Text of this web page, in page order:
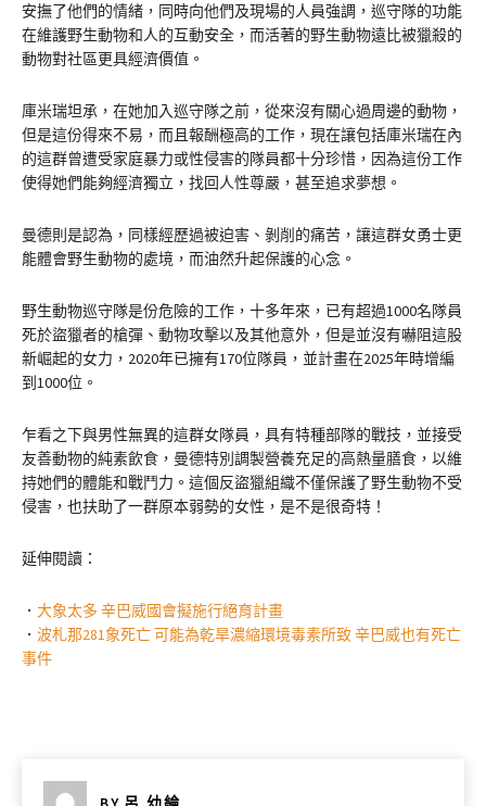
安撫了他們的情緒，同時向他們及現場的人員強調，巡守隊的功能
在維護野生動物和人的互動安全，而活著的野生動物遠比被獵殺的
動物對社區更具經濟價值。
庫米瑞坦承，在她加入巡守隊之前，從來沒有關心過周邊的動物，
但是這份得來不易，而且報酬極高的工作，現在讓包括庫米瑞在內
的這群曾遭受家庭暴力或性侵害的隊員都十分珍惜，因為這份工作
使得她們能夠經濟獨立，找回人性尊嚴，甚至追求夢想。
曼德則是認為，同樣經歷過被迫害、剝削的痛苦，讓這群女勇士更
能體會野生動物的處境，而油然升起保護的心念。
野生動物巡守隊是份危險的工作，十多年來，已有超過1000名隊員
死於盜獵者的槍彈、動物攻擊以及其他意外，但是並沒有嚇阻這股
新崛起的女力，2020年已擁有170位隊員，並計畫在2025年時增編
到1000位。
乍看之下與男性無異的這群女隊員，具有特種部隊的戰技，並接受
友善動物的純素飲食，曼德特別調製營養充足的高熱量膳食，以維
持她們的體能和戰鬥力。這個反盜獵組織不僅保護了野生動物不受
侵害，也扶助了一群原本弱勢的女性，是不是很奇特！
延伸閱讀：
． 大象太多 辛巴威國會擬施行絕育計畫
． 波札那281象死亡 可能為乾旱濃縮環境毒素所致 辛巴威也有死亡
事件